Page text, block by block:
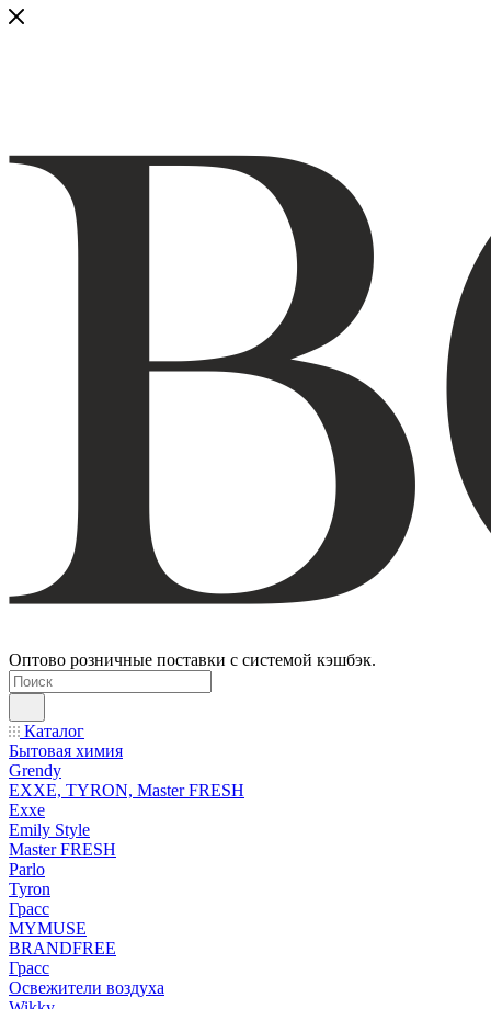
Оптово розничные поставки с системой кэшбэк.
Каталог
Бытовая химия
Grendy
EXXE, TYRON, Master FRESH
Exxe
Emily Style
Master FRESH
Parlo
Tyron
Грасс
MYMUSE
BRANDFREE
Грасс
Освежители воздуха